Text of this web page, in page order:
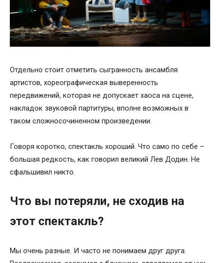
Отдельно стоит отметить сыгранность ансамбля
артистов, хореографическая выверенность
передвижений, которая не допускает хаоса на сцене,
накладок звуковой партитуры, вполне возможных в
таком сложносочиненном произведении.
Говоря коротко, спектакль хороший. Что само по себе –
большая редкость, как говорил великий Лев Додин. Не
сфальшивил никто.
Что вы потеряли, не сходив на
этот спектакль?
Мы очень разные. И часто не понимаем друг друга.